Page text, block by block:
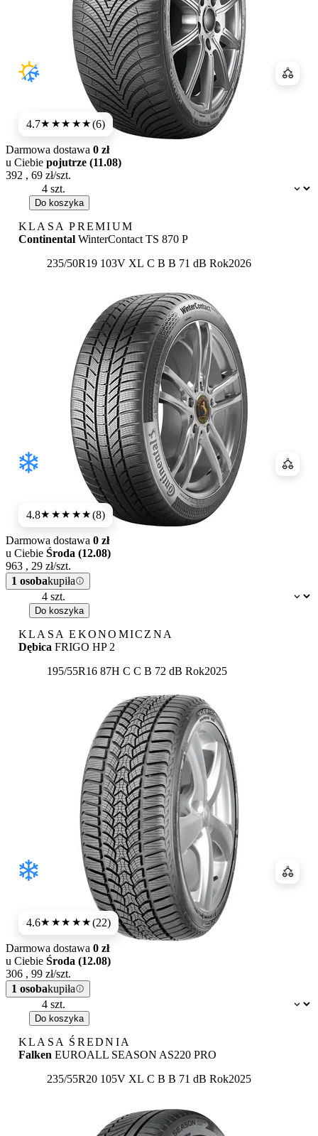
4.7★★★★★(6)
Dostępność:
Darmowa dostawa 0 zł
u Ciebie pojutrze (11.08)
392 , 69 zł/szt.
Do koszyka
KLASA PREMIUM
Continental WinterContact TS 870 P
235/50R19 103V XL Etykieta:
C B B 71 dB Rok2026
4.8★★★★★(8)
Dostępność:
Darmowa dostawa 0 zł
u Ciebie Środa (12.08)
963 , 29 zł/szt.
1 osobakupiła
Do koszyka
KLASA EKONOMICZNA
Dębica FRIGO HP 2
195/55R16 87H Etykieta:
C C B 72 dB Rok2025
4.6★★★★★(22)
Dostępność:
Darmowa dostawa 0 zł
u Ciebie Środa (12.08)
306 , 99 zł/szt.
1 osobakupiła
Do koszyka
KLASA ŚREDNIA
Falken EUROALL SEASON AS220 PRO
235/55R20 105V XL Etykieta:
C B B 71 dB Rok2025